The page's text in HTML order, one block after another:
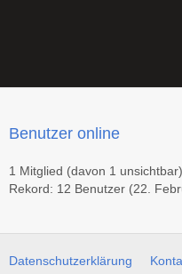
Benutzer online
1 Mitglied (davon 1
Rekord: 12 Benutzer (22.
Datenschutzerklärung